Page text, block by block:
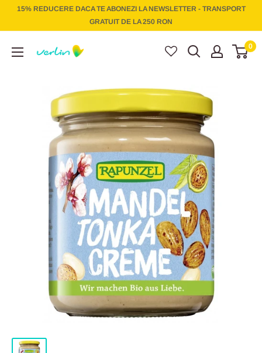
15% REDUCERE DACA TE ABONEZI LA NEWSLETTER - TRANSPORT
GRATUIT DE LA 250 RON
0